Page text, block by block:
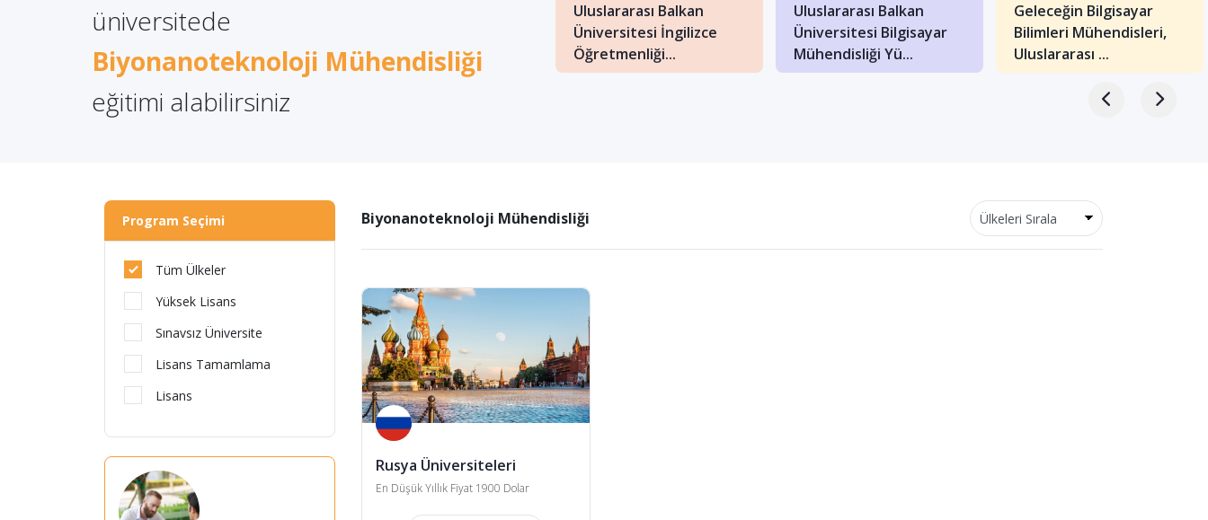
üniversitede
Biyonanoteknoloji Mühendisliği
eğitimi alabilirsiniz
Litvanya'da Yüksek
Lisans Eğitimi Almanın
Avantajları
Uluslararası Balkan
Üniversitesi İngilizce
Öğretmenliği...
Uluslararası Balkan
Üniversitesi Bilgisayar
Mühendisliği Yü...
Geleceğin Bilgisayar
Bilimleri Mühendisleri,
Uluslararası ...
Program Seçimi
Tüm Ülkeler
Yüksek Lisans
Sınavsız Üniversite
Lisans Tamamlama
Lisans
Biyonanoteknoloji Mühendisliği
Rusya Üniversiteleri
En Düşük Yıllık Fiyat 1900 Dolar